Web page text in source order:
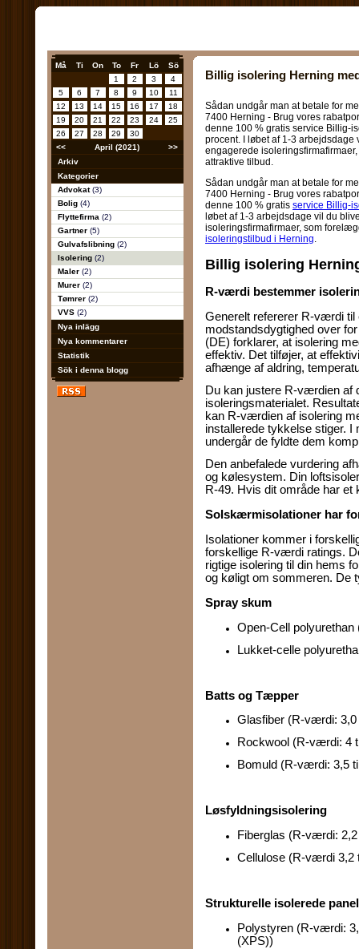
Må Ti On To Fr Lö
Sö
1
2 3
4
5
6 7 8 9 10
11
12
13 14 15 16 17
18
19
20 21 22 23 24
25
26
27 28 29
30
<<
April (2021)
>>
Arkiv
Kategorier
Advokat(3)
Bolig (4)
Flyttefirma (2)
Gartner (5)
Gulvafslibning (2)
Isolering (2)
Maler (2)
Murer (2)
Tømrer (2)
VVS (2)
Nya inlägg
Nya kommentarer
Statistik
Sök i denna blogg
Billig isolering Herning
Sådan undgår man at betale for
7400 Herning - Brug vores
denne 100 % gratis service Billig-
procent. I løbet af 1-3 arbejdsdage
engagerede
attraktive tilbud.
Sådan undgår man at betale for
7400 Herning - Brug vores
denne 100 % gratis service Billig-
løbet af 1-3 arbejdsdage vil du
isoleringsfirmafirmaer, som
isoleringstilbud i Herning.
Billig isolering
R-værdi bestemmer
Generelt refererer R-værdi til
modstandsdygtighed over
(DE) forklarer, at isolering
effektiv. Det tilføjer, at
afhænge af aldring,
Du kan justere R-værdien af
isoleringsmaterialet.
kan R-værdien af ​​isolering
installerede tykkelse stiger.
undergår de fyldte dem
Den anbefalede vurdering
og kølesystem. Din
R-49. Hvis dit område har et
Solskærmisolationer har
Isolationer kommer i
forskellige R-værdi ratings.
rigtige isolering til din hems
og køligt om sommeren. De
Spray skum
Open-Cell
Lukket-celle
Batts og Tæpper
Glasfiber (R-værdi: 3,0
Rockwool (R-værdi: 4
Bomuld (R-værdi: 3,5
Løsfyldningsisolering
Fiberglas (R-værdi:
Cellulose (R-værdi 3,2
Strukturelle isolerede
Polystyren (R-værdi:
(XPS))